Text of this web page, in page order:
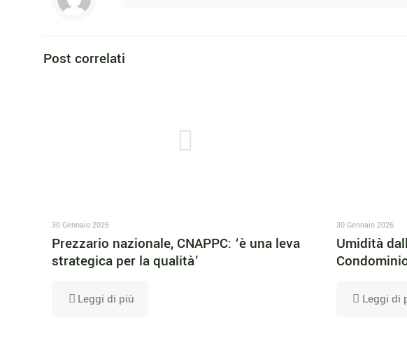
Post correlati
30 Gennaio 2026
Prezzario nazionale, CNAPPC: ‘è una leva
strategica per la qualità’
Leggi di più
30 Gennaio 2026
Umidità
Leggi di